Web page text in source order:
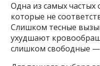
Одна из самых
которые не
Слишком тесные
ухудшают
слишком свободные —